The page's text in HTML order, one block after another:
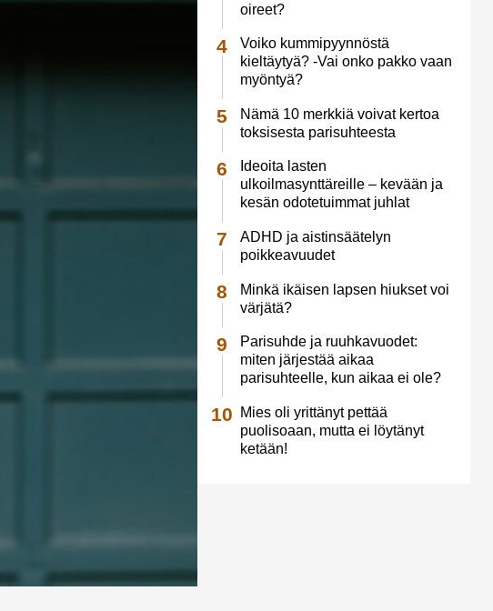
oireet?
Voiko kummipyynnöstä
kieltäytyä? -Vai onko pakko vaan
myöntyä?
Nämä 10 merkkiä voivat kertoa
toksisesta parisuhteesta
Ideoita lasten
ulkoilmasynttäreille – kevään ja
kesän odotetuimmat juhlat
ADHD ja aistinsäätelyn
poikkeavuudet
Minkä ikäisen lapsen hiukset voi
värjätä?
Parisuhde ja ruuhkavuodet:
miten järjestää aikaa
parisuhteelle, kun aikaa ei ole?
Mies oli yrittänyt pettää
puolisoaan, mutta ei löytänyt
ketään!